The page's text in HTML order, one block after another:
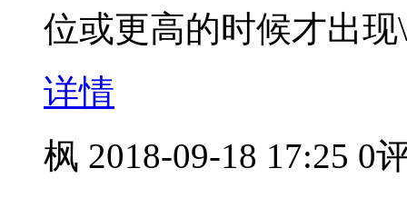
位或更高的时候才出
详情
枫 2018-09-18 17:25 0